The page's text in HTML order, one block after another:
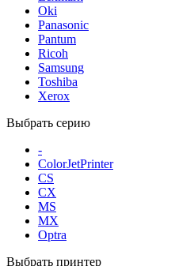
Oki
Panasonic
Pantum
Ricoh
Samsung
Toshiba
Xerox
Выбрать серию
-
ColorJetPrinter
CS
CX
MS
MX
Optra
Выбрать принтер